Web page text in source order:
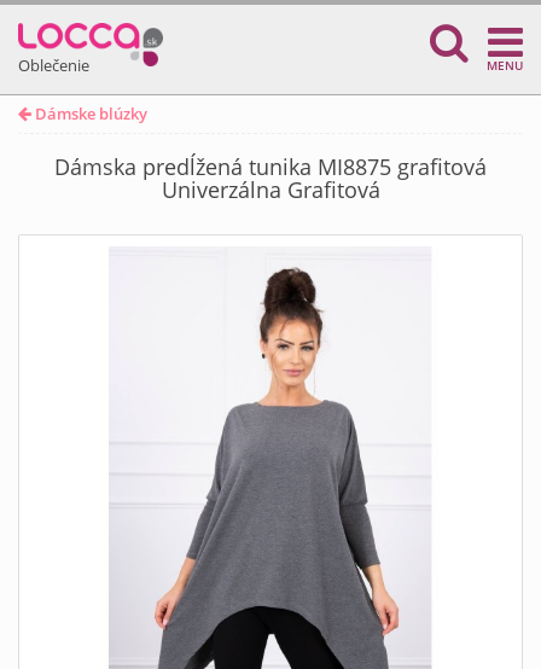
Oblečenie MENU
Dámske blúzky
Dámska predĺžená tunika MI8875 grafitová
Univerzálna Grafitová